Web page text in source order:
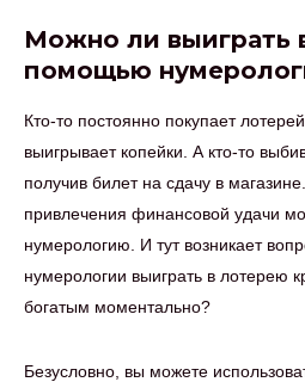
Можно ли выиграть
помощью
Кто-то постоянно покупает
выигрывает копейки. А кто-то
получив билет на сдачу в
привлечения финансовой удачи
нумерологию. И тут возникает
нумерологии выиграть в лотерею
богатым моментально?
Безусловно, вы можете